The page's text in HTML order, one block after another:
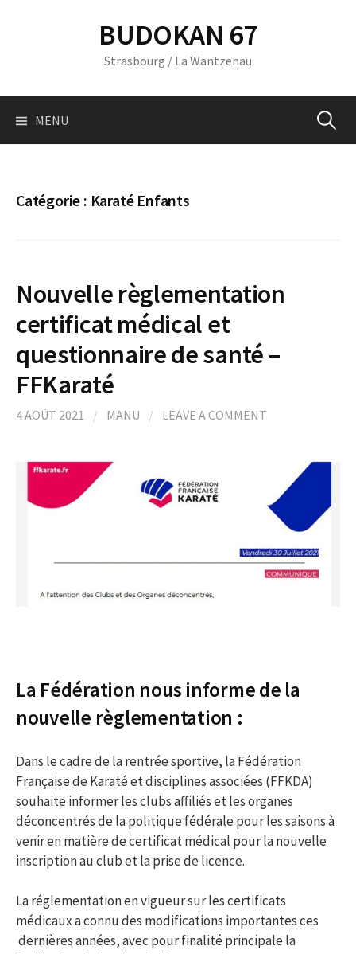
BUDOKAN 67
Strasbourg / La Wantzenau
MENU
Catégorie : Karaté Enfants
Nouvelle règlementation
certificat médical et
questionnaire de santé –
FFKaraté
4 AOÛT 2021 / MANU / LEAVE A COMMENT
La Fédération nous informe de la
nouvelle règlementation :
Dans le cadre de la rentrée sportive, la Fédération
Française de Karaté et disciplines associées (FFKDA)
souhaite informer les clubs affiliés et les organes
déconcentrés de la politique fédérale pour les saisons à
venir en matière de certificat médical pour la nouvelle
inscription au club et la prise de licence.
La réglementation en vigueur sur les certificats
médicaux a connu des modifications importantes ces
dernières années, avec pour finalité principale la